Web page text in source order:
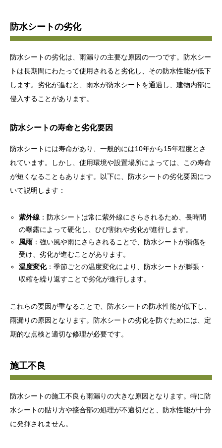
防水シートの劣化
防水シートの劣化は、雨漏りの主要な原因の一つです。防水シー
トは長期間にわたって使用されると劣化し、その防水性能が低下
します。劣化が進むと、雨水が防水シートを通過し、建物内部に
侵入することがあります。
防水シートの寿命と劣化要因
防水シートには寿命があり、一般的には10年から15年程度とさ
れています。しかし、使用環境や設置場所によっては、この寿命
が短くなることもあります。以下に、防水シートの劣化要因につ
いて説明します：
紫外線 ：防水シートは常に紫外線にさらされるため、長時間
の曝露によって硬化し、ひび割れや劣化が進行します。
風雨 ：強い風や雨にさらされることで、防水シートが損傷を
受け、劣化が進むことがあります。
温度変化：季節ごとの温度変化により、防水シートが膨張・
収縮を繰り返すことで劣化が進行します。
これらの要因が重なることで、防水シートの防水性能が低下し、
雨漏りの原因となります。防水シートの劣化を防ぐためには、定
期的な点検と適切な修理が必要です。
施工不良
防水シートの施工不良も雨漏りの大きな原因となります。特に防
水シートの貼り方や接合部の処理が不適切だと、防水性能が十分
に発揮されません。